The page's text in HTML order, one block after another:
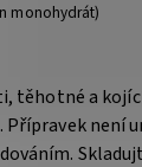
monohydrát)
těhotné a
Přípravek není